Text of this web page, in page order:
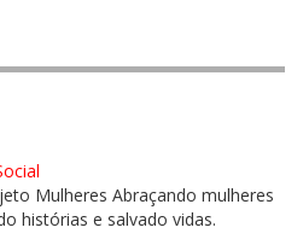
Mulheres Abraçando mulheres
histórias e salvado vidas.